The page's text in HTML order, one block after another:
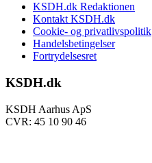
KSDH.dk Redaktionen
Kontakt KSDH.dk
Cookie- og privatlivspolitik
Handelsbetingelser
Fortrydelsesret
KSDH.dk
KSDH Aarhus ApS
CVR: 45 10 90 46